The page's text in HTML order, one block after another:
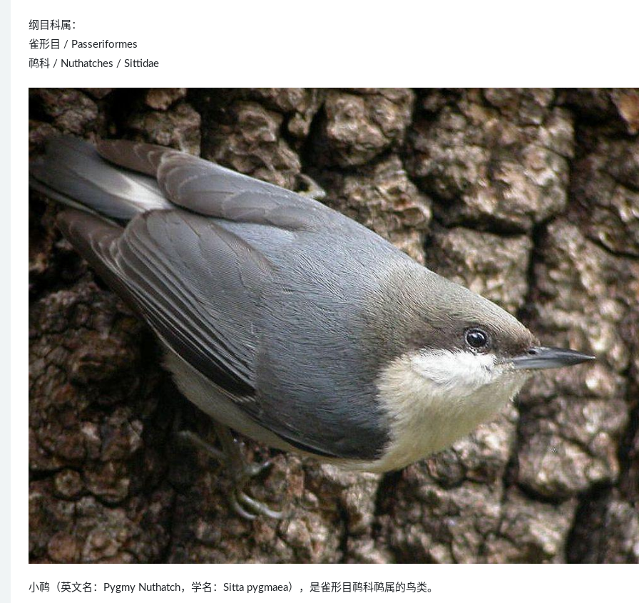
纲目科属：
雀形目 / Passeriformes
䴓科 / Nuthatches / Sittidae
小䴓（英文名：Pygmy Nuthatch，学名：Sitta pygmaea），是雀形目䴓科䴓属的鸟类。